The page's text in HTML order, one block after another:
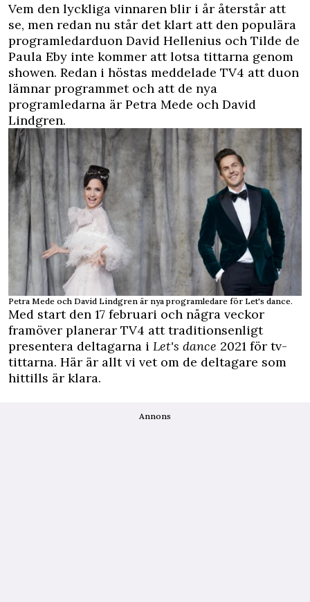
Vem den lyckliga vinnaren blir i år återstår att
se, men redan nu står det klart att den populära
programledarduon David Hellenius och Tilde de
Paula Eby inte kommer att lotsa tittarna genom
showen. Redan i höstas meddelade TV4 att duon
lämnar programmet och att de nya
programledarna är Petra Mede och David
Lindgren.
Petra Mede och David Lindgren är nya programledare för Let's dance.
Med start den 17 februari och några veckor
framöver planerar TV4 att traditionsenligt
presentera deltagarna i Let's dance 2021 för tv-
tittarna. Här är allt vi vet om de deltagare som
hittills är klara.
Annons